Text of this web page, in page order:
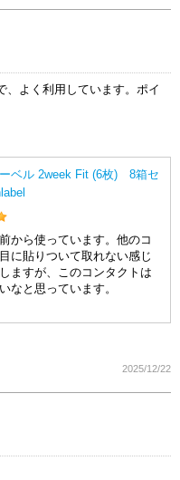
、よく利用しています。ポイ
ベル 2week Fit (6枚) 8箱セ
から使っています。他のコ
に貼りついて取れない感じ
ますが、このコンタクトは
なと思っています。
2025/12/22